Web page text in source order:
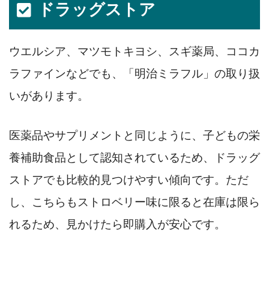
ドラッグストア
ウエルシア、マツモトキヨシ、スギ薬局、ココカ
ラファインなどでも、「明治ミラフル」の取り扱
いがあります。
医薬品やサプリメントと同じように、子どもの栄
養補助食品として認知されているため、ドラッグ
ストアでも比較的見つけやすい傾向です。ただ
し、こちらもストロベリー味に限ると在庫は限ら
れるため、見かけたら即購入が安心です。